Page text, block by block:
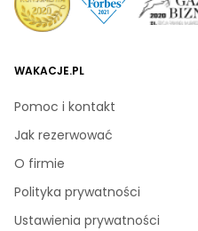
WAKACJE.PL
Pomoc i kontakt
Jak rezerwować
O firmie
Polityka prywatności
Ustawienia prywatności